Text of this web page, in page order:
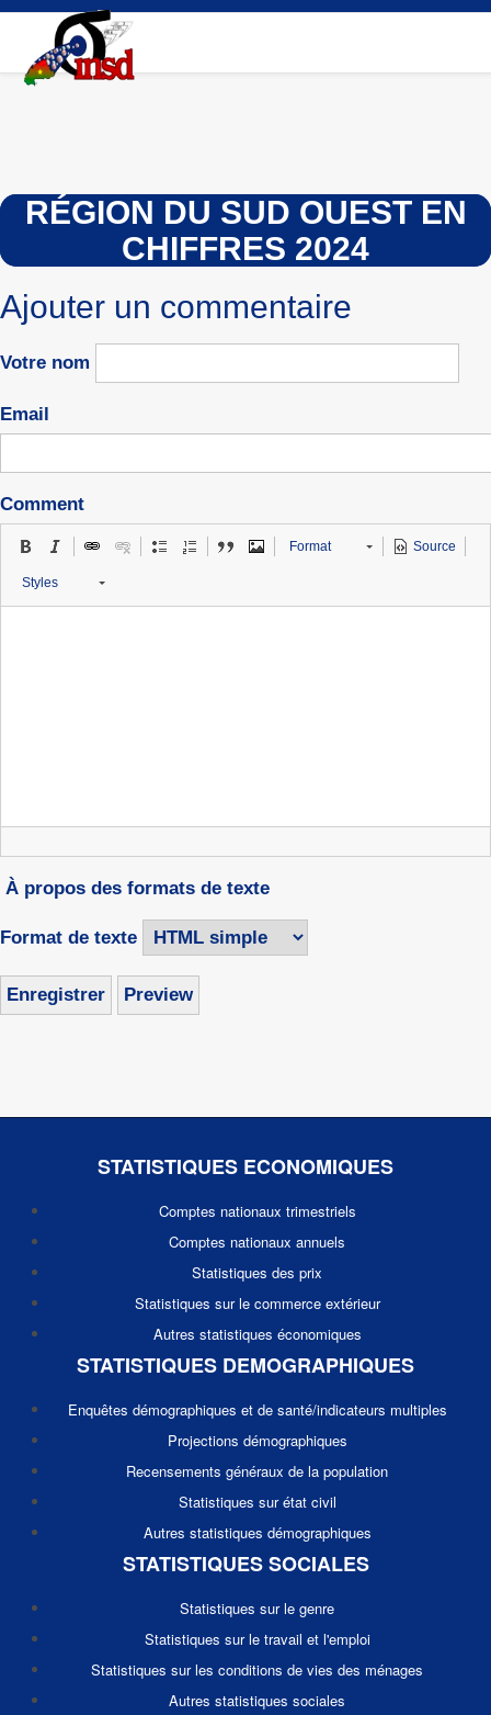
Aller
contenu
principal
RÉGION DU SUD OUEST EN
CHIFFRES 2024
Ajouter un commentaire
Votre nom
Email
Comment
Format Source
Styles
À propos des formats de texte
Format de texte
STATISTIQUES ECONOMIQUES
Comptes nationaux trimestriels
Comptes nationaux annuels
Statistiques des prix
Statistiques sur le commerce extérieur
Autres statistiques économiques
STATISTIQUES DEMOGRAPHIQUES
Enquêtes démographiques et de santé/indicateurs multiples
Projections démographiques
Recensements généraux de la population
Statistiques sur état civil
Autres statistiques démographiques
STATISTIQUES SOCIALES
Statistiques sur le genre
Statistiques sur le travail et l'emploi
Statistiques sur les conditions de vies des ménages
Autres statistiques sociales